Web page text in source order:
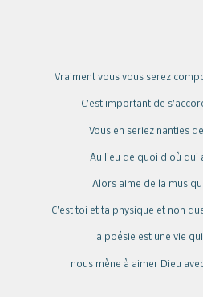
Vraiment vous vous serez
C’est important de
Vous en seriez nanties
Au lieu de quoi d’où qui
Alors aime de la
C’est toi et ta physique et non
la poésie est une vie
nous mène à aimer Dieu